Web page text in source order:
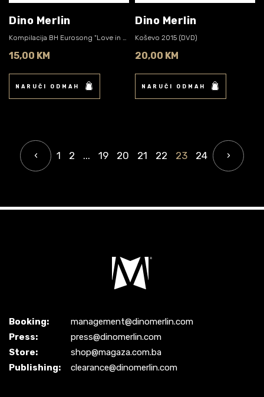
Dino Merlin
Kompilacija BH Eurosong "Love in Rewind"
15,00 KM
NARUČI ODMAH
Dino Merlin
Koševo 2015 (DVD)
20,00 KM
NARUČI ODMAH
‹ 1 2 ... 19 20 21 22 23 24 ›
Booking:
management@dinomerlin.com
Press:
press@dinomerlin.com
Store:
shop@magaza.com.ba
Publishing:
clearance@dinomerlin.com